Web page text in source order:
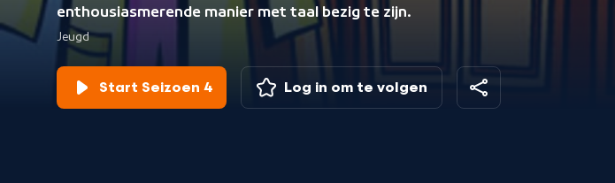
enthousiasmerende manier met taal bezig te zijn.
Jeugd
Start Seizoen 4 Log in om te volgen